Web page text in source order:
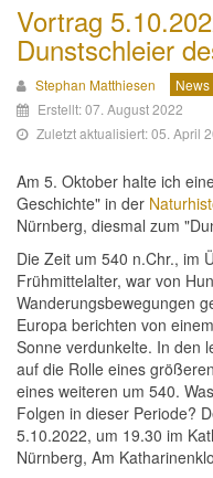
Vortrag
Dunstschleier
Stephan Matthiesen
Erstellt: 07. August 2022
Zuletzt aktualisiert: 05. April
Am 5. Oktober halte ich
Geschichte" in der
Nürnberg, diesmal zum
Die Zeit um 540 n.Chr., im
Frühmittelalter, war von
Wanderungsbewegungen
Europa berichten von
Sonne verdunkelte. In den
auf die Rolle eines
eines weiteren um 540.
Folgen in dieser Periode?
5.10.2022, um 19.30 im
Nürnberg, Am